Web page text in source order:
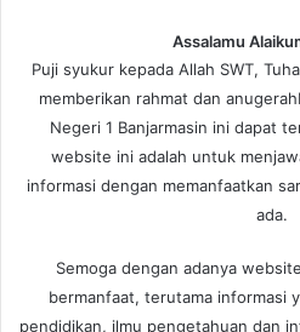
Assalamu
Puji syukur kepada Allah SWT,
memberikan rahmat dan
Negeri 1 Banjarmasin ini dapat
website ini adalah untuk
informasi dengan memanfaatkan
ada.
Semoga dengan adanya
bermanfaat, terutama informasi
pendidikan, ilmu pengetahuan dan